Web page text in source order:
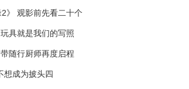
》 观影前先看二十个
具就是我们的写照
随行厨师再度启程
想成为披头四